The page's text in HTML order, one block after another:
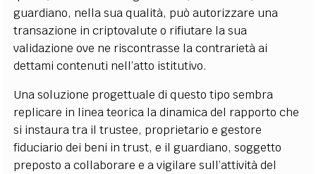
guardiano, nella sua qualità, può autorizzare una
transazione in criptovalute o rifiutare la sua
validazione ove ne riscontrasse la contrarietà ai
dettami contenuti nell’atto istitutivo.
Una soluzione progettuale di questo tipo sembra
replicare in linea teorica la dinamica del rapporto che
si instaura tra il trustee, proprietario e gestore
fiduciario dei beni in trust, e il guardiano, soggetto
preposto a collaborare e a vigilare sull’attività del